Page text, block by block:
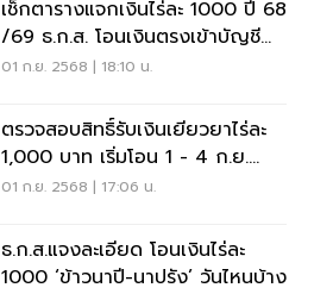
เช็กตารางแจกเงินไร่ละ 1000 ปี 68
/69 ธ.ก.ส. โอนเงินตรงเข้าบัญชี
ชาวนา
01 ก.ย. 2568 | 18:10 น.
ตรวจสอบสิทธิ์รับเงินเยียวยาไร่ละ
1,000 บาท เริ่มโอน 1 - 4 ก.ย.
2568
01 ก.ย. 2568 | 17:06 น.
ธ.ก.ส.แจงละเอียด โอนเงินไร่ละ
1000 ‘ข้าวนาปี-นาปรัง’ วันไหนบ้าง